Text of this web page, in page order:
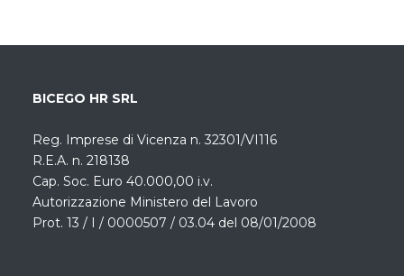
BICEGO HR SRL
Reg. Imprese di Vicenza n. 32301/VI116
R.E.A. n. 218138
Cap. Soc. Euro 40.000,00 i.v.
Autorizzazione Ministero del Lavoro
Prot. 13 / I / 0000507 / 03.04 del 08/01/2008